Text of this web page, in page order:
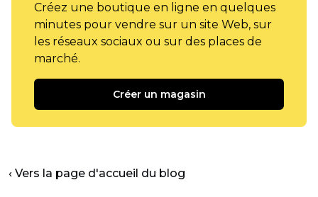
Créez une boutique en ligne en quelques
minutes pour vendre sur un site Web, sur
les réseaux sociaux ou sur des places de
marché.
Créer un magasin
‹ Vers la page d'accueil du blog